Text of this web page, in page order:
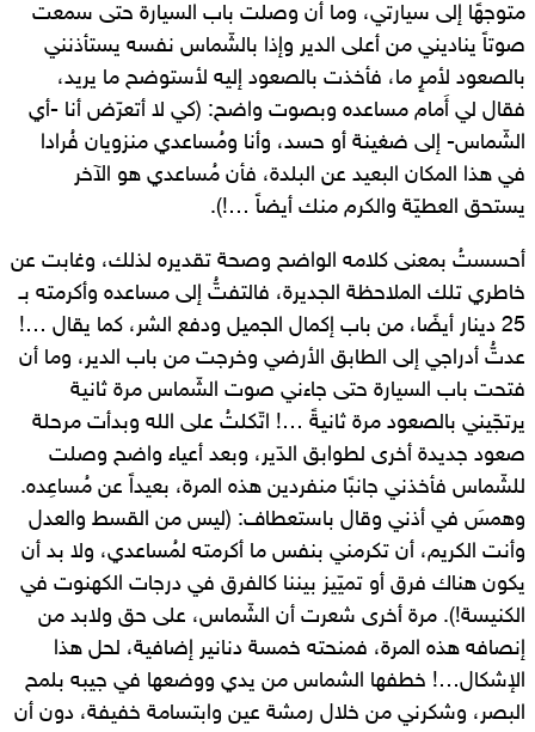
متوجهًا إلى سيارتي، وما أن وصلت باب السيارة حتى سمعت
صوتاً يناديني من أعلى الدير وإذا بالشّماس نفسه يستأذنني
بالصعود لأمرٍ ما، فأخذت بالصعود إليه لأستوضح ما يريد،
فقال لي أَمام مساعده وبصوت واضح: (كي لا أتعرّض أنا -أي
الشّماس- إلى ضغينة أو حسد، وأنا ومُساعدي منزويان فُرادا
في هذا المكان البعيد عن البلدة، فأن مُساعدي هو الآخر
يستحق العطيّة والكرم منك أيضاً …!).
أحسستُ بمعنى كلامه الواضح وصحة تقديره لذلك، وغابت عن
خاطري تلك الملاحظة الجديرة، فالتفتُّ إلى مساعده وأكرمته بـ
25 دينار أيضًا، من باب إكمال الجميل ودفع الشر، كما يقال …!
عدتُّ أدراجي إلى الطابق الأرضي وخرجت من باب الدير، وما أن
فتحت باب السيارة حتى جاءني صوت الشّماس مرة ثانية
يرتجّيني بالصعود مرة ثانيةً …! اتّكلتُ على الله وبدأت مرحلة
صعود جديدة أخرى لطوابق الدّير، وبعد أعياء واضح وصلت
للشّماس فأخذني جانبًا منفردين هذه المرة، بعيداً عن مُساعِده.
وهمسَ في أذني وقال باستعطاف: (ليس من القسط والعدل
وأنت الكريم، أن تكرمني بنفس ما أكرمته لمُساعدي، ولا بد أن
يكون هناك فرق أو تميّيز بيننا كالفرق في درجات الكهنوت في
الكنيسة!). مرة أخرى شعرت أن الشّماس، على حق ولابد من
إنصافه هذه المرة، فمنحته خمسة دنانير إضافية، لحل هذا
الإشكال…! خطفها الشماس من يدي ووضعها في جيبه بلمح
البصر، وشكرني من خلال رمشة عين وابتسامة خفيفة، دون أن